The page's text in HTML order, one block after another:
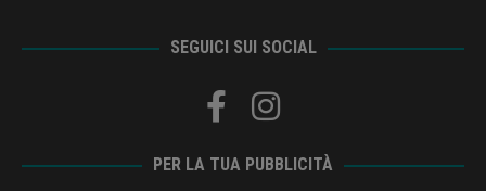
SEGUICI SUI SOCIAL
PER LA TUA PUBBLICITÀ